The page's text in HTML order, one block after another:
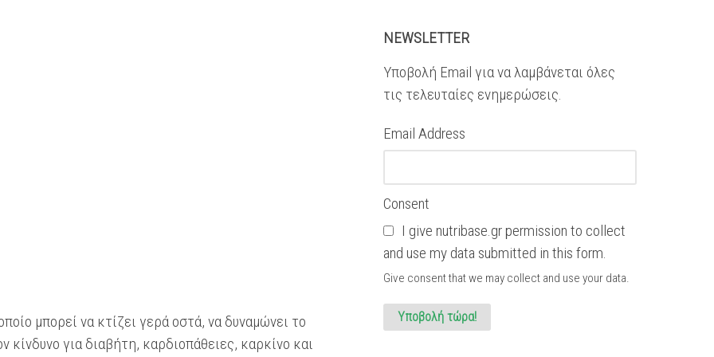
μπορεί να κτίζει γερά οστά, να δυναμώνει το
κίνδυνο για διαβήτη, καρδιοπάθειες, καρκίνο και
NEWSLETTER
Υποβολή Email για να λαμβάνεται όλες
τις τελευταίες ενημερώσεις.
Email Address
Consent
I give nutribase.gr permission to collect
and use my data submitted in this form.
Give consent that we may collect and use your data.
Υποβολή τώρα!